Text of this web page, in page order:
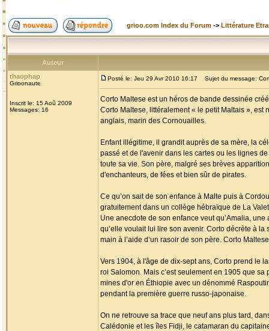
grioo.com Index du Forum -> Littérature
Auteur
thaophap
Grioonaute
Inscrit le: 15 Aoû 2009
Messages: 16
Posté le: Jeu 29 Avr 2010 16:17 Sujet du message:
Corto Maltese est un héros de bande dessinée
Corto Maltese, littéralement « le petit Maltais », est
anglais, marin des Cornouailles.
Enfant illégitime, il grandit auprès de sa mère, la
passé et de l'avenir dans les cartes ou les lignes
toute sa vie. Son père, malgré ses brèves
d'enchanteurs, de fées et bien sûr de pirates.
Ce qu’on sait de son enfance à Malte puis à
gratuitement dans un collège hébraïque de La
Une anecdote de son enfance veut qu’Amalia,
qu’elle voulait lui lire son avenir. Corto décrète à
main à l’aide d’un rasoir de son père. Corto
Vers 1904, à l'âge de dix-sept ans, Corto prend le
roi Salomon. Mais c’est seulement en 1905 que
mines d'or en Éthiopie avec un dénommé
pendant la première guerre russo-japonaise.
On ne retrouve sa trace que neuf ans plus tard,
Calédonie et les îles Fidji, le catamaran du